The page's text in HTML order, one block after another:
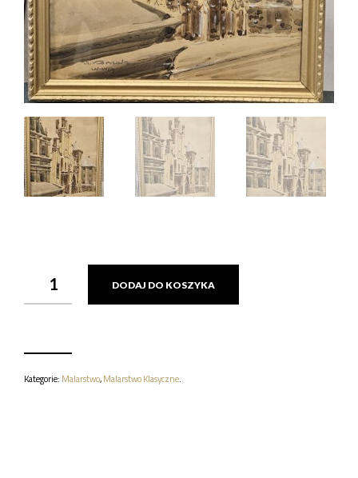
KORCZAK
WARSZAWIE,
DODAJ DO KOSZYKA
Kategorie: Malarstwo,Malarstwo Klasyczne.